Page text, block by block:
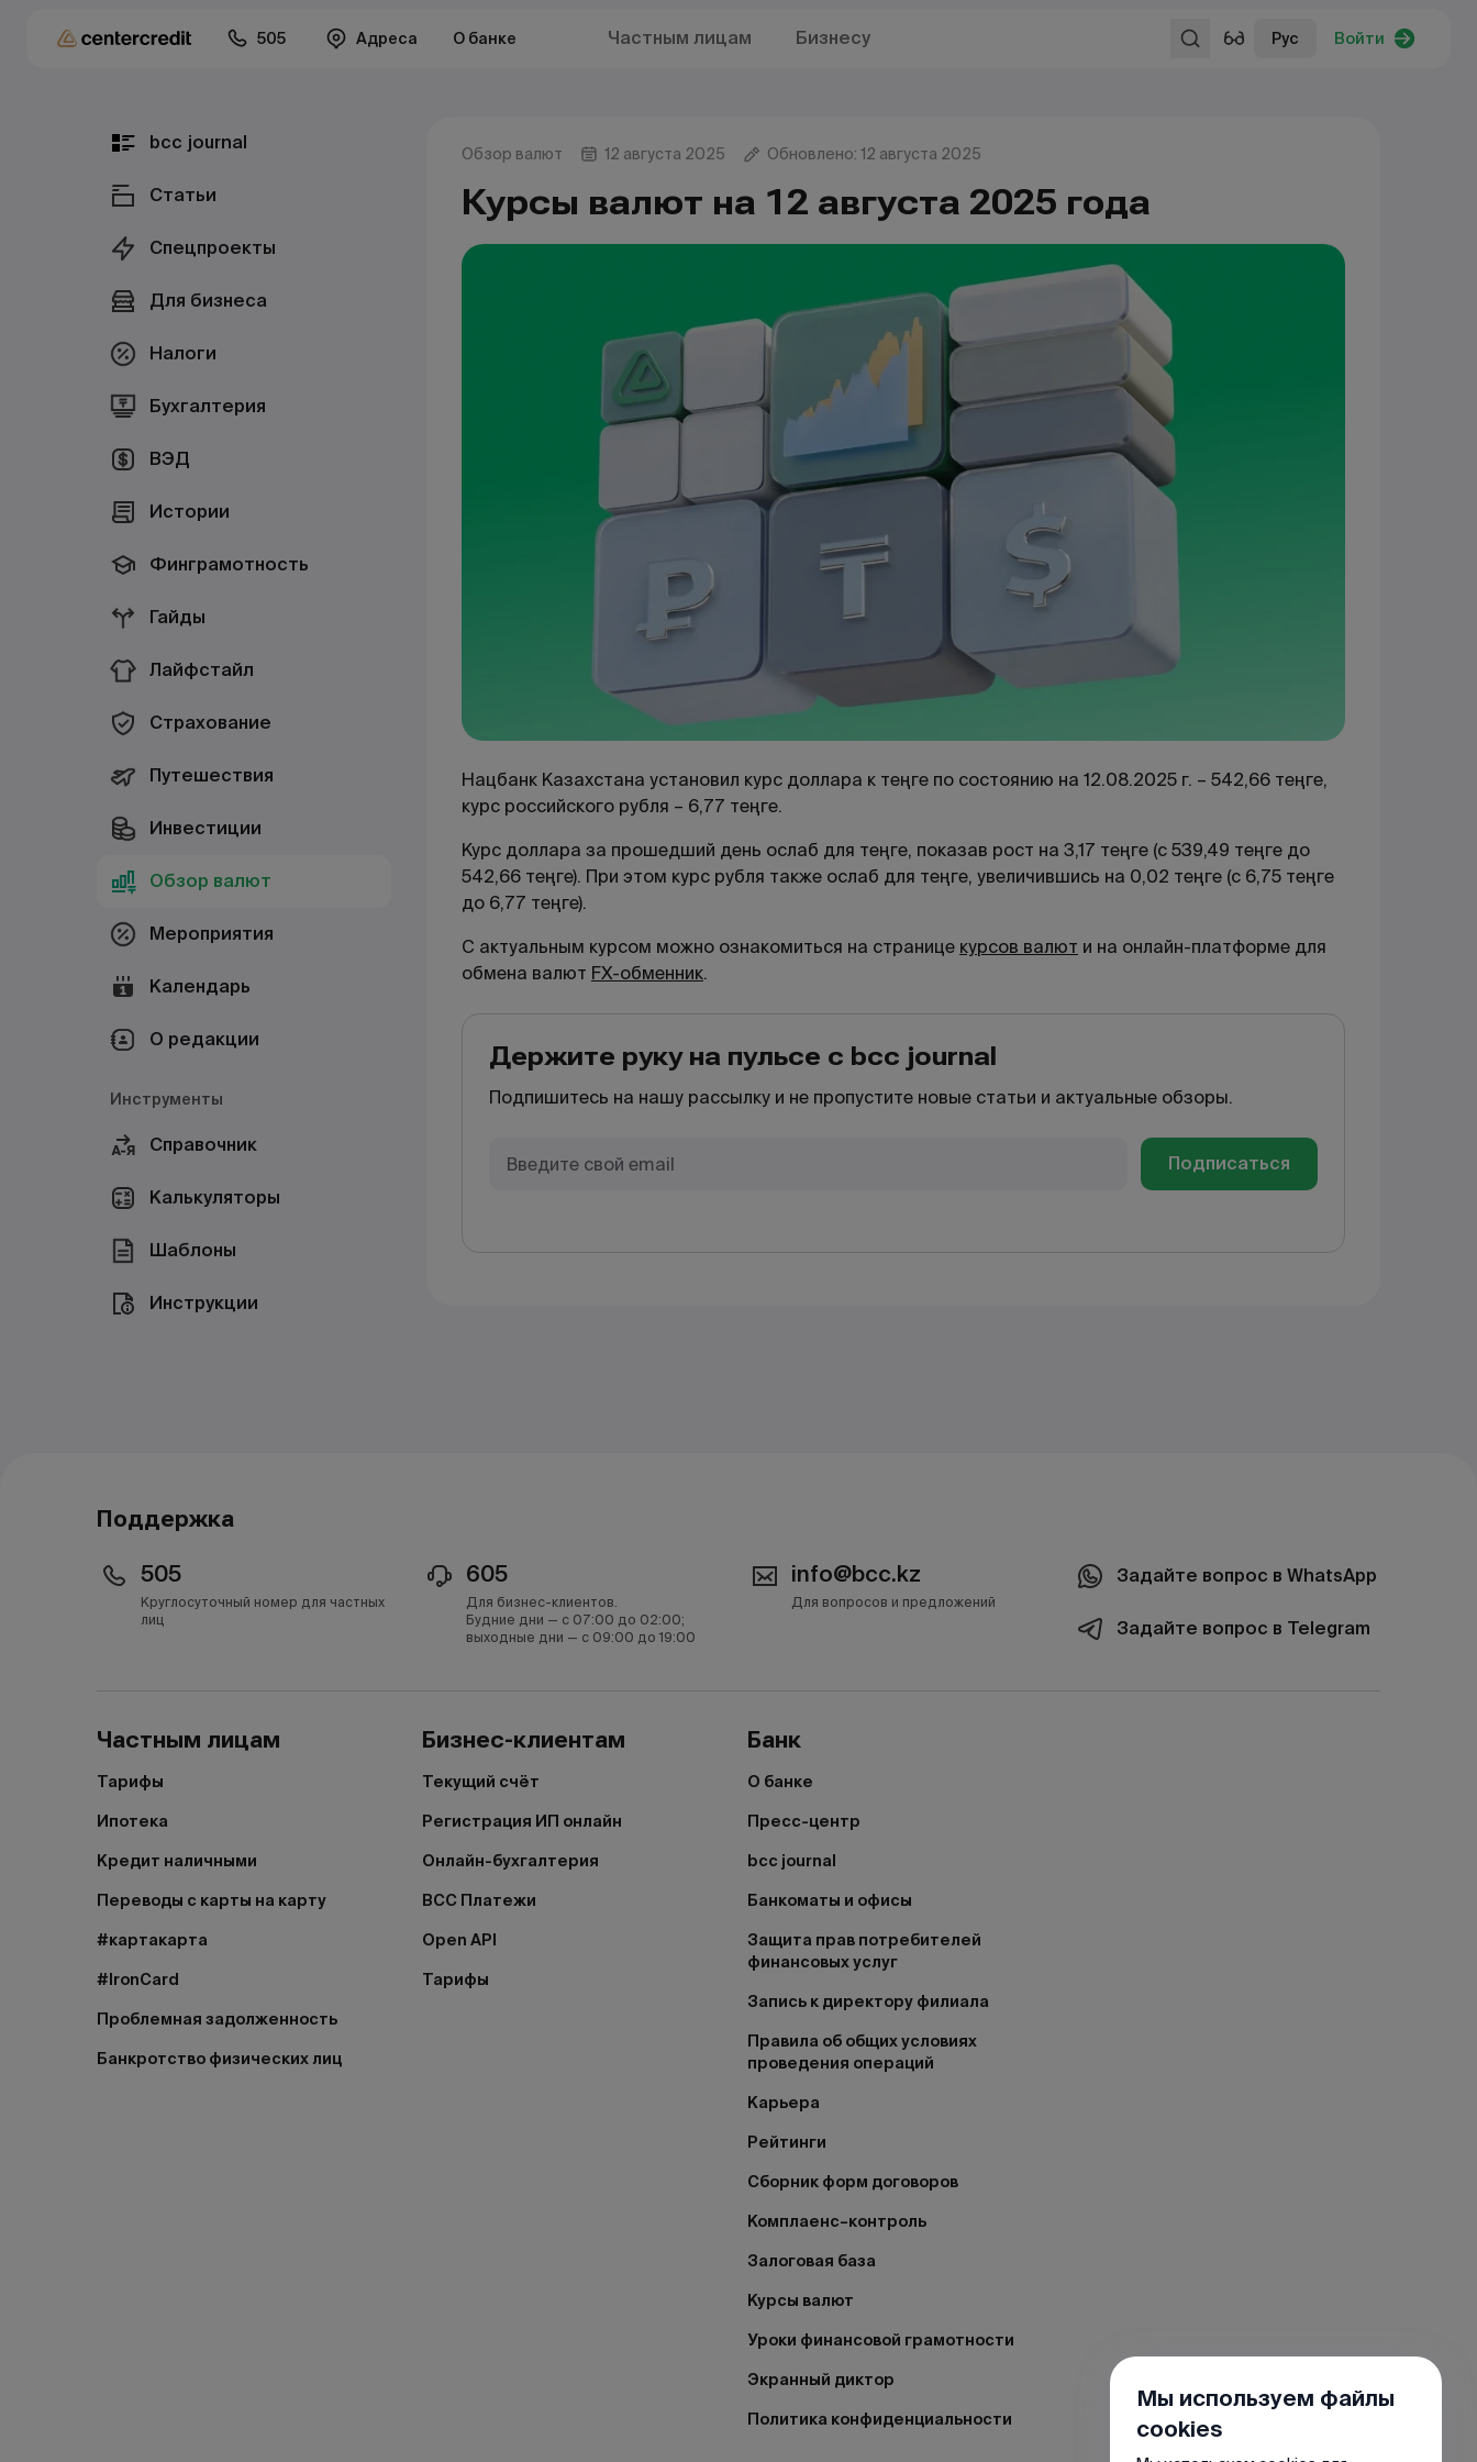
505 Адреса О банке Частным лицам Бизнесу Рус Войти
bcc journal
Статьи
Спецпроекты
Для бизнеса
Налоги
Бухгалтерия
ВЭД
Истории
Финграмотность
Гайды
Лайфстайл
Страхование
Путешествия
Инвестиции
Обзор валют
Мероприятия
Календарь
О редакции
Инструменты
Справочник
Калькуляторы
Шаблоны
Инструкции
Обзор валют 12 августа 2025 Обновлено: 12 августа 2025
Курсы валют на 12 августа 2025 года
Нацбанк Казахстана установил курс доллара к теңге по состоянию на 12.08.2025 г. – 542,66 теңге,
курс российского рубля – 6,77 теңге.
Курс доллара за прошедший день ослаб для теңге, показав рост на 3,17 теңге (с 539,49 теңге до
542,66 теңге). При этом курс рубля также ослаб для теңге, увеличившись на 0,02 теңге (с 6,75 теңге
до 6,77 теңге).
С актуальным курсом можно ознакомиться на странице курсов валют и на онлайн-платформе для
обмена валют FX-обменник.
Держите руку на пульсе с bcc journal
Подпишитесь на нашу рассылку и не пропустите новые статьи и актуальные обзоры.
Подписаться
Поддержка
505
Круглосуточный номер для частных
лиц
605
Для бизнес-клиентов.
Будние дни — с 07:00 до 02:00;
выходные дни — с 09:00 до 19:00
info@bcc.kz
Для вопросов и предложений
Задайте вопрос в WhatsApp
Задайте вопрос в Telegram
Частным лицам
Тарифы
Ипотека
Кредит наличными
Переводы с карты на карту
#картакарта
#IronCard
Проблемная задолженность
Банкротство физических лиц
Бизнес-клиентам
Текущий счёт
Регистрация ИП онлайн
Онлайн-бухгалтерия
BCC Платежи
Open API
Тарифы
Банк
О банке
Пресс-центр
bcc journal
Банкоматы и офисы
Защита прав потребителей
финансовых услуг
Запись к директору филиала
Правила об общих условиях
проведения операций
Карьера
Рейтинги
Сборник форм договоров
Комплаенс–контроль
Залоговая база
Курсы валют
Уроки финансовой грамотности
Экранный диктор
Политика конфиденциальности
Мы используем файлы
cookies